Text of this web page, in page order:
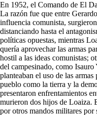
En 1952, el Comando de El
La razón fue que entre
influencia comunista,
distanciando hasta el
políticas opuestas, mientras
quería aprovechar las armas
hostil a las ideas comunistas;
del campesinado, como
planteaban el uso de las
pueblo como la tierra y la
presentaron enfrentamientos
murieron dos hijos de Loaiza.
por otros mandos militares